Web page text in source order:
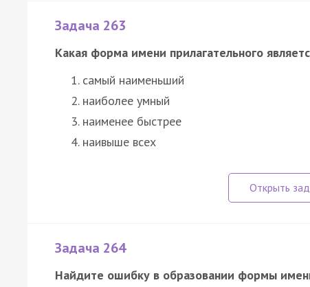
Задача 263
Какая форма имени прилагательного
самый наименьший
наиболее умный
наименее быстрее
наивыше всех
Задача 264
Найдите ошибку в образовании формы